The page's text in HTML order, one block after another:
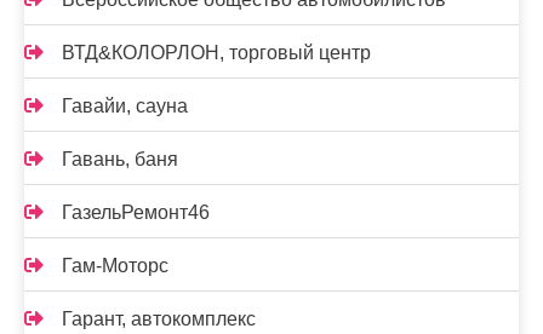
ВТД&КОЛОРЛОН, торговый центр
Гавайи, сауна
Гавань, баня
ГазельРемонт46
Гам-Моторс
Гарант, автокомплекс